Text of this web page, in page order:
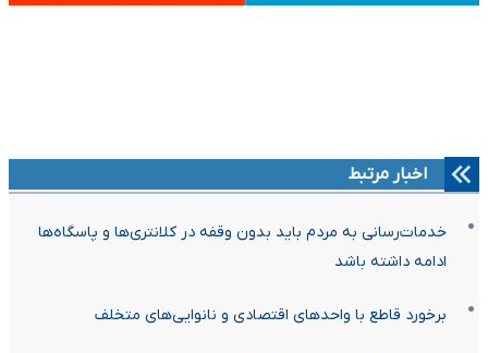
اخبار مرتبط
خدمات‌رسانی به مردم باید بدون وقفه در کلانتری‌ها و پاسگاه‌ها
ادامه داشته باشد
برخورد قاطع با واحد‌های اقتصادی و نانوایی‌های متخلف